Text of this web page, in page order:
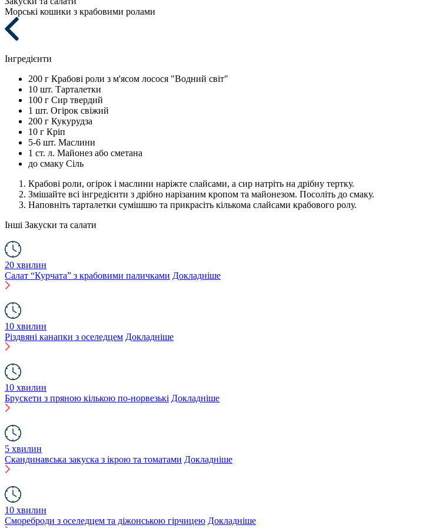
Морські кошики з крабовими ролами
Інгредієнти
200 г Крабові роли з м'ясом лосося "Водний світ"
10 шт. Тарталетки
100 г Сир твердий
1 шт. Огірок свіжий
200 г Кукурудза
10 г Кріп
5-6 шт. Маслини
1 ст. л. Майонез або сметана
до смаку Сіль
Крабові роли, огірок і маслини наріжте слайсами, а сир натріть на дрібну тертку.
Змішайте всі інгредієнти з дрібно нарізаним кропом та майонезом. Посоліть до смаку.
Наповніть тарталетки сумішшю та прикрасіть кількома слайсами крабового ролу.
Інші Закуски та салати
20 хвилин
Салат “Курчата” з крабовими паличками Докладніше
10 хвилин
Різдвяні канапки з оселедцем Докладніше
10 хвилин
Брускети з пряною кількою по-норвезькі Докладніше
5 хвилин
Скандинавська закуска з ікрою та томатами Докладніше
10 хвилин
Смореброди з оселедцем та діжонською гірчицею Докладніше